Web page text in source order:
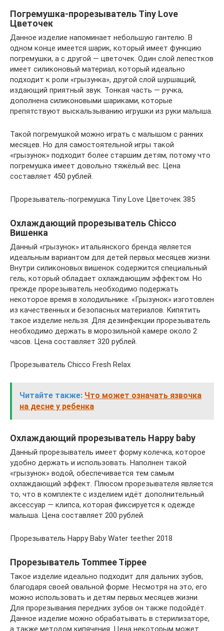
Погремушка-прорезыватель Tiny Love
Цветочек
Данное изделие напоминает небольшую гантелю. В
одном конце имеется шарик, который имеет функцию
погремушки, а с другой — цветочек. Один слой лепестков
имеет силиконовый материал, который идеально
подходит к роли «грызунка», другой слой шуршащий,
издающий приятный звук. Тонкая часть — ручка,
дополнена силиконовыми шариками, которые
препятствуют выскальзыванию игрушки из руки малыша.
Такой погремушкой можно играть с малышом с ранних
месяцев. Но для самостоятельной игры такой
«грызунок» подходит более старшим детям, потому что
погремушка имеет довольно тяжёлый вес. Цена
составляет 450 рублей.
Прорезыватель-погремушка Tiny Love Цветочек 385
Охлаждающий прорезыватель Chicco
Вишенка
Данный «грызунок» итальянского бренда является
идеальным вариантом для детей первых месяцев жизни.
Внутри силиконовых вишенок содержится специальный
гель, который обладает охлаждающим эффектом. Но
прежде прорезыватель необходимо подержать
некоторое время в холодильнике. «Грызунок» изготовлен
из качественных и безопасных материалов. Кипятить
такое изделие нельзя. Для дезинфекции прорезыватель
необходимо держать в морозильной камере около 2
часов. Цена составляет 320 рублей.
Прорезыватель Chicco Fresh Relax
Читайте также: Что может означать язвочка
на десне у ребенка
Охлаждающий прорезыватель Happy baby
Данный прорезыватель имеет форму колечка, которое
удобно держать и использовать. Наполнен такой
«грызунок» водой, обеспечивается тем самым
охлаждающий эффект. Плюсом прорезывателя является
то, что в комплекте с изделием идёт дополнительный
аксессуар — клипса, которая фиксируется к одежде
малыша. Цена составляет 200 рублей.
Прорезыватель Happy Baby Water teether 2018
Прорезыватель Tommee Tippee
Такое изделие идеально подходит для дальних зубов,
благодаря своей овальной форме. Несмотря на это, его
можно использовать и детям первых месяцев жизни.
Для прорезывания передних зубов он также подойдёт.
Данное изделие можно обрабатывать в стерилизаторе,
а также методом кипячения. Цена некоторым может